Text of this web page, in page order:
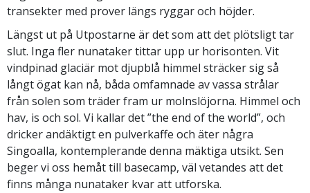
transekter med prover längs ryggar och höjder.
Längst ut på Utpostarne är det som att det plötsligt tar
slut. Inga fler nunataker tittar upp ur horisonten. Vit
vindpinad glaciär mot djupblå himmel sträcker sig så
långt ögat kan nå, båda omfamnade av vassa strålar
från solen som träder fram ur molnslöjorna. Himmel och
hav, is och sol. Vi kallar det ”the end of the world”, och
dricker andäktigt en pulverkaffe och äter några
Singoalla, kontemplerande denna mäktiga utsikt. Sen
beger vi oss hemåt till basecamp, väl vetandes att det
finns många nunataker kvar att utforska.